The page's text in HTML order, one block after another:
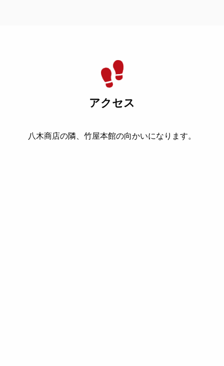
アクセス
八木商店の隣、竹屋本館の向かいになります。